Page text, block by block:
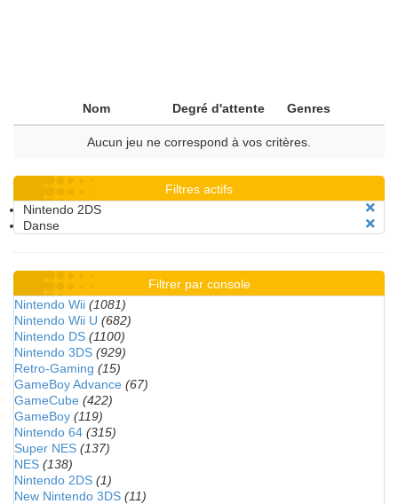
Nom Degré d'attente Genres
Aucun jeu ne correspond à vos critères.
Filtres actifs
Nintendo 2DS
Danse
Filtrer par console
Nintendo Wii (1081)
Nintendo Wii U (682)
Nintendo DS (1100)
Nintendo 3DS (929)
Retro-Gaming (15)
GameBoy Advance (67)
GameCube (422)
GameBoy (119)
Nintendo 64 (315)
Super NES (137)
NES (138)
Nintendo 2DS (1)
New Nintendo 3DS (11)